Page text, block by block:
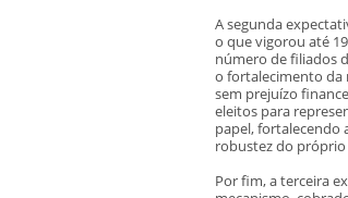
A segunda
o que vigorou até
número de filiados
o fortalecimento da
sem prejuízo
eleitos para
papel, fortalecendo
robustez do próprio
Por fim, a terceira